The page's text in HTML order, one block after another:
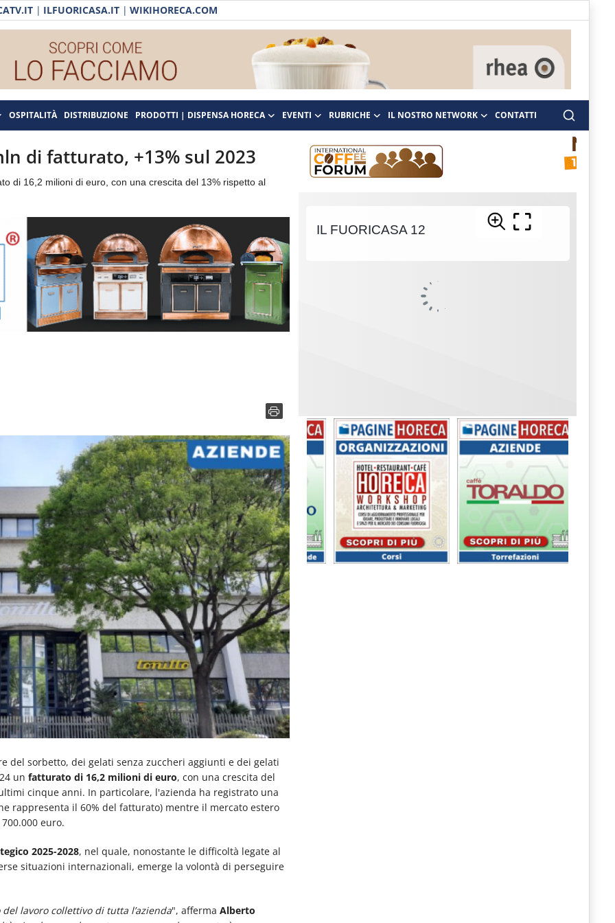
| ILFUORICASA.IT | WIKIHORECA.COM
OSPITALITÀ DISTRIBUZIONE PRODOTTI | DISPENSA HORECA EVENTI RUBRICHE IL NOSTRO NETWORK CONTATTI
di fatturato, +13% sul 2023
di 16,2 milioni di euro, con una crescita del 13% rispetto al
del sorbetto, dei gelati senza zuccheri aggiunti e dei gelati
un fatturato di 16,2 milioni di euro, con una crescita del
cinque anni. In particolare, l'azienda ha registrato una
rappresenta il 60% del fatturato) mentre il mercato estero
euro.
2025-2028, nel quale, nonostante le difficoltà legate al
situazioni internazionali, emerge la volontà di perseguire
lavoro collettivo di tutta l’azienda", afferma Alberto